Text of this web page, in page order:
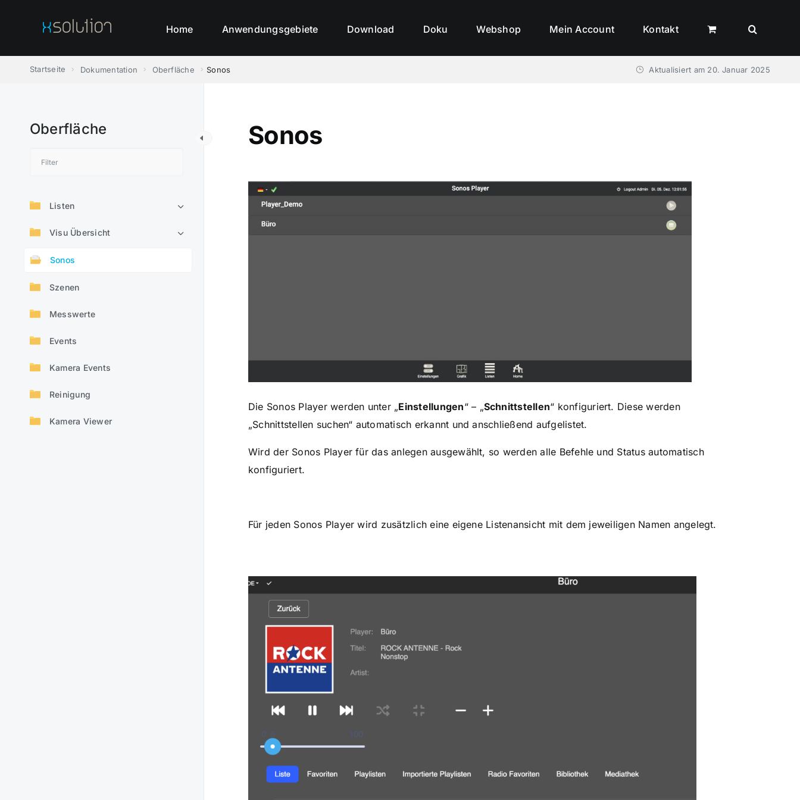
Home Anwendungsgebiete Download Doku Webshop Mein Account Kontakt
Startseite Dokumentation Oberfläche Sonos Aktualisiert am 20. Januar 2025
Oberfläche
Listen
Visu Übersicht
Sonos
Szenen
Messwerte
Events
Kamera Events
Reinigung
Kamera Viewer
Sonos
Die Sonos Player werden unter „Einstellungen“ – „Schnittstellen“ konfiguriert. Diese werden
„Schnittstellen suchen“ automatisch erkannt und anschließend aufgelistet.
Wird der Sonos Player für das anlegen ausgewählt, so werden alle Befehle und Status automatisch
konfiguriert.
Für jeden Sonos Player wird zusätzlich eine eigene Listenansicht mit dem jeweiligen Namen angelegt.